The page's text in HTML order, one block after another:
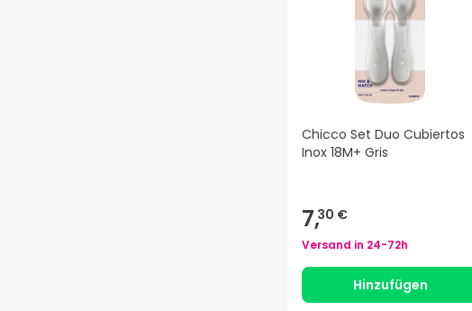
Chicco Set Duo Cubiertos
Inox 18M+ Gris
7,30 €
Versand in 24-72h
Hinzufügen